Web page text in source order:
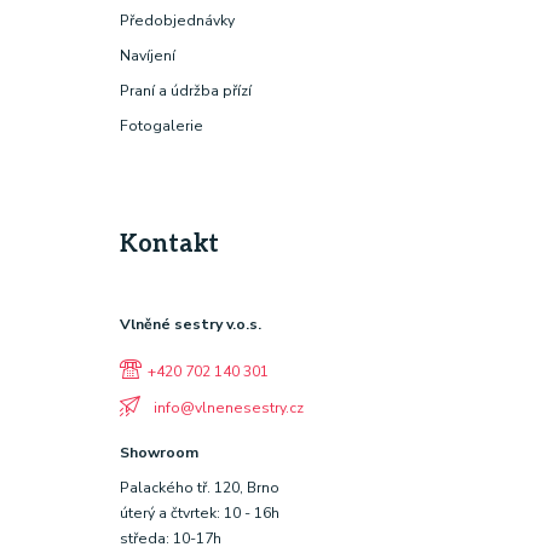
Předobjednávky
Navíjení
Praní a údržba přízí
Fotogalerie
Kontakt
Vlněné sestry v.o.s.
+420 702 140 301
info@vlnenesestry.cz
Showroom
Palackého tř. 120, Brno
úterý a čtvrtek: 10 - 16h
středa: 10-17h